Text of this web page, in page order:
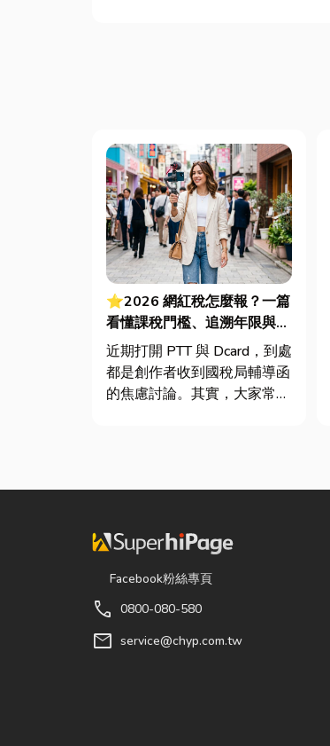
⭐2026 網紅稅怎麼報？一篇
看懂課稅門檻、追溯年限與合
法節稅，文末加碼會計/記帳
士推薦
近期打開 PTT 與 Dcard，到處
都是創作者收到國稅局輔導函
的焦慮討論。其實，大家常說
Facebook粉絲專頁
call 0800-080-580
mail service@chyp.com.tw